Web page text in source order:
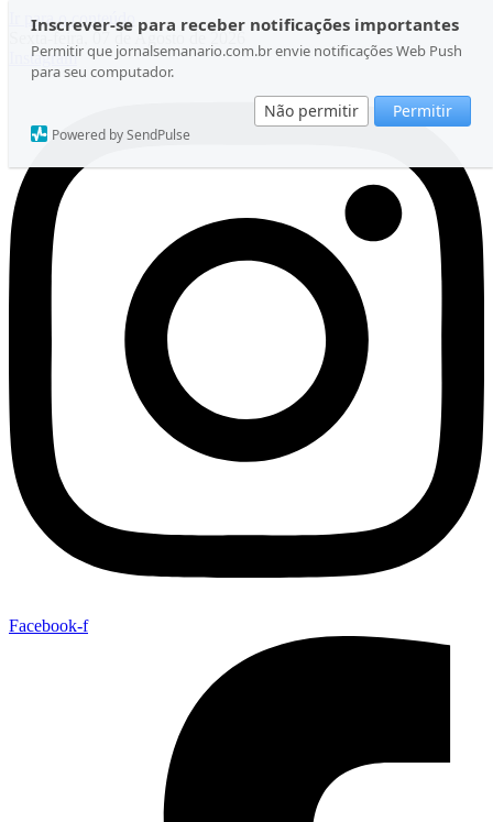
Inscrever-se para receber notificações importantes
Permitir que jornalsemanario.com.br envie notificações Web Push
para seu computador.
Não permitir Permitir
Powered by SendPulse
Ir para o conteúdo
Sexta-feira, 07 de Agosto de 2026
Instagram
Facebook-f